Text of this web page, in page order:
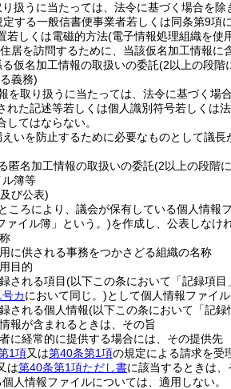
扱うに当たっては、法令に基づく場合を
する一般信書便事業者若しくは同条第9項
若しくは電磁的方法(電子情報処理組織を使
居を訪問するために、当該仮名加工情報に
仮名加工情報の取扱いの委託(2以上の段階
義務)
を取り扱うに当たっては、法令に基づく場
れた記述等若しくは個人識別符号若しく
てはならない。
いを防止するために必要なものとして議
匿名加工情報の取扱いの委託(2以上の段階
簿等
び公表)
ころにより、議会が保有している個人情
ァイル簿」という。)を作成し、公表しなけ
に供される事務をつかさどる組織の名称
目的
される項目(以下この条において「記録項目
カにおいて同じ。)として個人情報ファイ
される個人情報(以下この条において「記録
報が含まれるときは、その旨
に経常的に提供する場合には、その提供先
1項又は第40条第1項の規定による請求を受
は第40条第1項ただし書に該当するときは、
人情報ファイルについては、適用しない。